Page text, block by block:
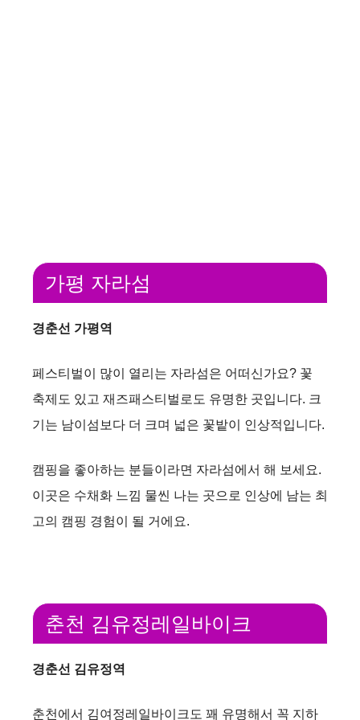
가평 자라섬
경춘선 가평역
페스티벌이 많이 열리는 자라섬은 어떠신가요? 꽃
축제도 있고 재즈패스티벌로도 유명한 곳입니다. 크
기는 남이섬보다 더 크며 넓은 꽃밭이 인상적입니다.
캠핑을 좋아하는 분들이라면 자라섬에서 해 보세요.
이곳은 수채화 느낌 물씬 나는 곳으로 인상에 남는 최
고의 캠핑 경험이 될 거에요.
춘천 김유정레일바이크
경춘선 김유정역
춘천에서 김여정레일바이크도 꽤 유명해서 꼭 지하